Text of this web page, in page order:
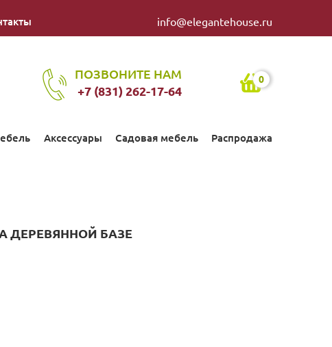
info@elegantehouse.ru
ПОЗВОНИТЕ НАМ
+7 (831) 262-17-64
0
Аксессуары Садовая мебель Распродажа
ДЕРЕВЯННОЙ БАЗЕ